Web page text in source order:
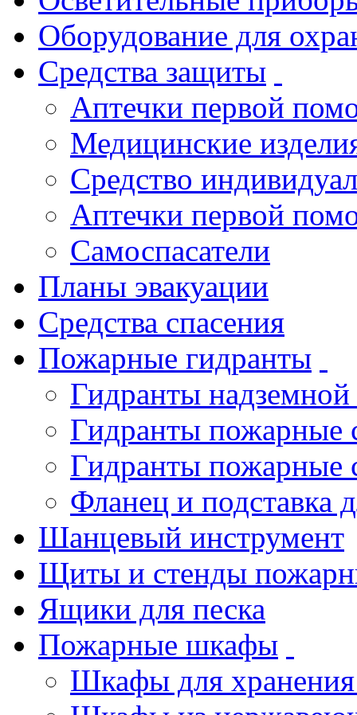
Оборудование для
Средства защиты
Аптечки первой
Медицинские
Средство
Аптечки первой
Самоспасатели
Планы эвакуации
Средства спасения
Пожарные гидранты
Гидранты
Гидранты пожарные
Гидранты пожарные
Фланец и подставка
Шанцевый инструмент
Щиты и стенды
Ящики для песка
Пожарные шкафы
Шкафы для хранения